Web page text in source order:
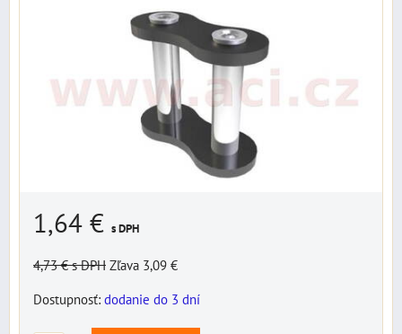
1,64 € s DPH
4,73 €s DPH Zľava 3,09 €
Dostupnosť: dodanie do 3 dní